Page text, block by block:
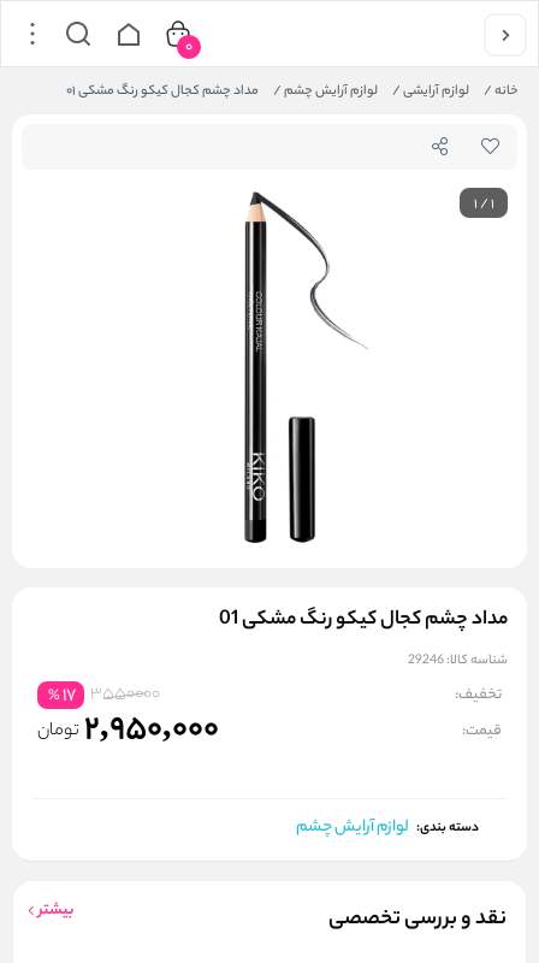
خانه/ لوازم آرایشی/ لوازم آرایش چشم/ مداد چشم کجال کیکو رنگ مشکی 01
0
1/1
مداد چشم کجال کیکو رنگ مشکی 01
شناسه کالا:29246
تخفیف: 3550000
17
%
قیمت: 2,950,000 تومان
دسته بندی: لوازم آرایش چشم
نقد و بررسی تخصصی بیشتر